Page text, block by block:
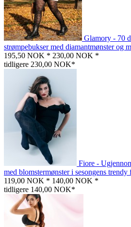
Glamory - 70
strømpebukser med diamantmønster og
195,50 NOK * 230,00 NOK *
tidligere 230,00 NOK*
Fiore -
med blomstermønster i sesongens trendy
119,00 NOK * 140,00 NOK *
tidligere 140,00 NOK*